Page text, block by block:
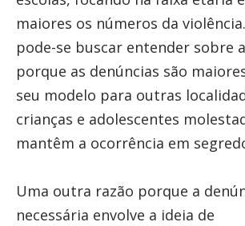
maiores os números da
pode-se buscar entender sobre
porque as denúncias são
seu modelo para outras
crianças e adolescentes
mantêm a ocorrência em
Uma outra razão porque a
necessária envolve a ideia de